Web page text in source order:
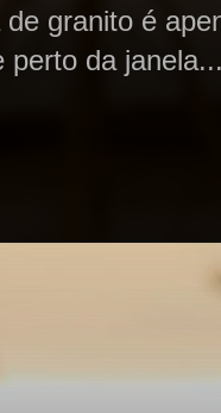
de granito é
perto da janela...